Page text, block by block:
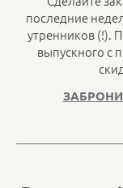
последние
утренников (!).
выпускного с